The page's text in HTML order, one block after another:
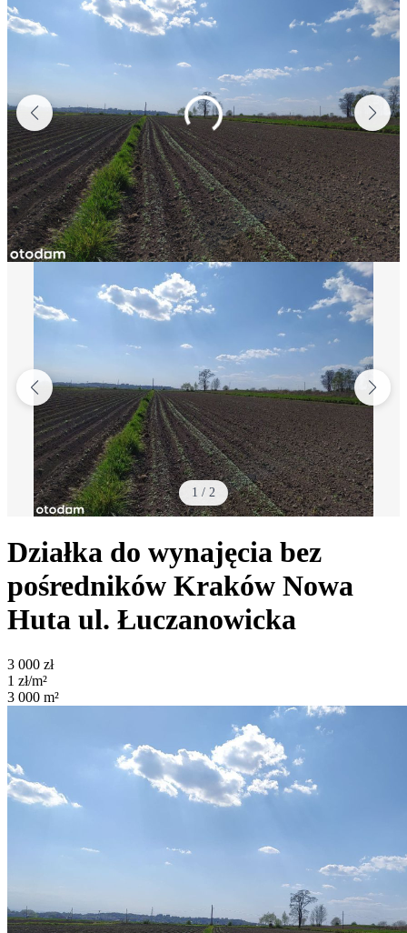
1 / 2
Działka do wynajęcia bez
pośredników Kraków Nowa
Huta ul. Łuczanowicka
3 000 zł
1 zł/m²
3 000 m²